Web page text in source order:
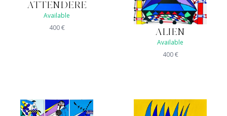
ATTENDERE
Available
400€
ALIEN
Available
400€